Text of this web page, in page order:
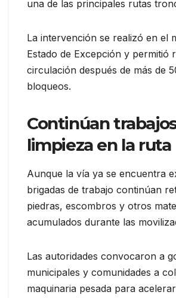
una de las principales rutas
La intervención se realizó en el
Estado de Excepción y permitió
circulación después de más de
bloqueos.
Continúan
limpieza en la ruta
Aunque la vía ya se encuentra
brigadas de trabajo continúan
piedras, escombros y otros
acumulados durante las
Las autoridades convocaron a
municipales y comunidades a
maquinaria pesada para